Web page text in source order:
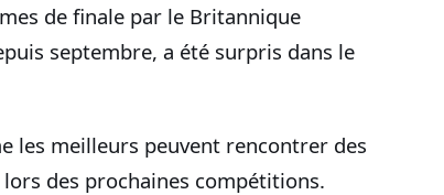
de finale par le Britannique
septembre, a été surpris dans le
les meilleurs peuvent rencontrer des
des prochaines compétitions.